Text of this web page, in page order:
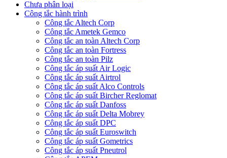
Chưa phân loại
Công tắc hành trình
Công tắc Altech Corp
Công tắc Ametek Gemco
Công tắc an toàn Altech Corp
Công tắc an toàn Fortress
Công tắc an toàn Pilz
Công tắc áp suất Air Logic
Công tắc áp suất Airtrol
Công tắc áp suất Alco Controls
Công tắc áp suất Bircher Reglomat
Công tắc áp suất Danfoss
Công tắc áp suất Delta Mobrey
Công tắc áp suất DPC
Công tắc áp suất Euroswitch
Công tắc áp suất Gometrics
Công tắc áp suất Pneutrol